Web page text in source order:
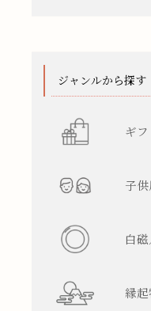
ジャンルから探す
ギフ
子
白
縁